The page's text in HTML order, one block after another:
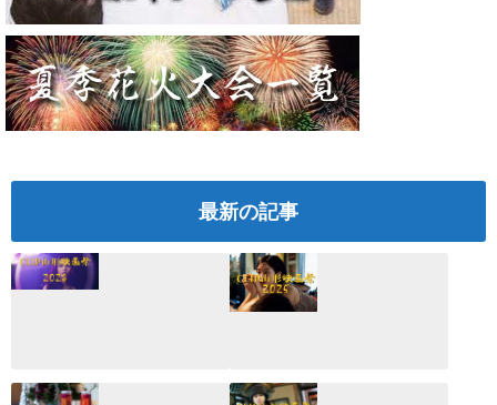
最新の記事
CLIP山形映画祭
2026：映画館派の
CLIP山形映画祭
2025：ほぼこれく